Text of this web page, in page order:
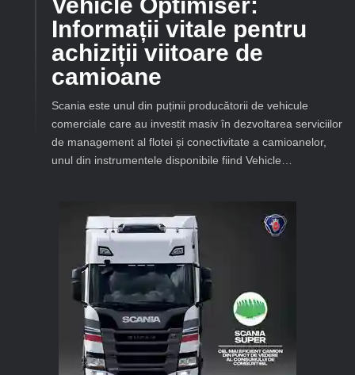
Informații vitale pentru
achiziții viitoare de
camioane
Scania este unul din puținii producătorii de vehicule
comerciale care au investit masiv în dezvoltarea serviciilor
de management al flotei și conectivitate a camioanelor,
unul din instrumentele disponibile fiind Vehicle…